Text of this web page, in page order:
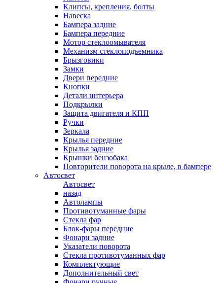
Клипсы, крепления, болты
Навеска
Бампера задние
Бампера передние
Мотор стеклоомывателя
Механизм стеклоподъемника
Брызговики
Замки
Двери передние
Кнопки
Детали интерьера
Подкрылки
Защита двигателя и КПП
Ручки
Зеркала
Крылья передние
Крылья задние
Крышки бензобака
Повторители поворота на крыле, в бампере
Автосвет
Автосвет
назад
Автолампы
Противотуманные фары
Стекла фар
Блок-фары передние
Фонари задние
Указатели поворота
Стекла противотуманных фар
Комплектующие
Дополнительный свет